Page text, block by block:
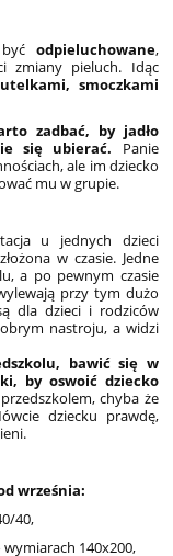
odpieluchowane,
zmiany pieluch. Idąc
smoczkami
zadbać, by jadło
się ubierać. Panie
ale im dziecko
mu w grupie.
u jednych dzieci
w czasie. Jedne
a po pewnym czasie
przy tym dużo
dla dzieci i rodziców
nastroju, a widzi
bawić się w
by oswoić dziecko
chyba że
dziecku prawdę,
września:
40,
140x200,